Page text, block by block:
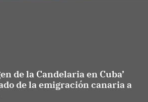
de la Candelaria en Cuba’
de la emigración canaria a